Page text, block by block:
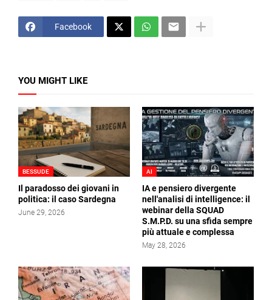
Facebook
YOU MIGHT LIKE
BESSUDE
Il paradosso dei giovani in
politica: il caso Sardegna
June 29, 2026
AI
IA e pensiero divergente
nell'analisi di intelligence: il
webinar della SQUAD
S.M.P.D. su una sfida sempre
più attuale e complessa
May 28, 2026